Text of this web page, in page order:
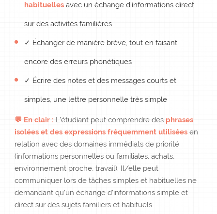
habituelles avec un échange d’informations direct
sur des activités familières
✓ Échanger de manière brève, tout en faisant
encore des erreurs phonétiques
✓ Écrire des notes et des messages courts et
simples, une lettre personnelle très simple
💬 En clair : L’étudiant peut comprendre des phrases
isolées et des expressions fréquemment utilisées en
relation avec des domaines immédiats de priorité
(informations personnelles ou familiales, achats,
environnement proche, travail). Il/elle peut
communiquer lors de tâches simples et habituelles ne
demandant qu’un échange d’informations simple et
direct sur des sujets familiers et habituels.